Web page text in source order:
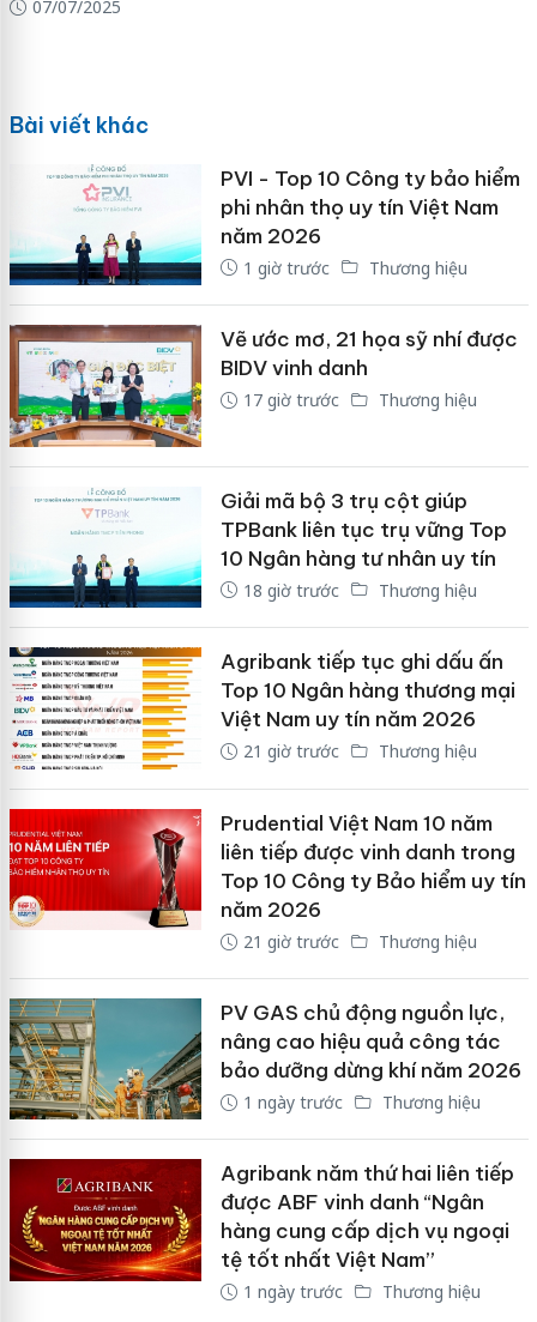
07/07/2025
Bài viết khác
PVI - Top 10 Công ty bảo hiểm
phi nhân thọ uy tín Việt Nam
năm 2026
1 giờ trước Thương hiệu
Vẽ ước mơ, 21 họa sỹ nhí được
BIDV vinh danh
17 giờ trước Thương hiệu
Giải mã bộ 3 trụ cột giúp
TPBank liên tục trụ vững Top
10 Ngân hàng tư nhân uy tín
18 giờ trước Thương hiệu
Agribank tiếp tục ghi dấu ấn
Top 10 Ngân hàng thương mại
Việt Nam uy tín năm 2026
21 giờ trước Thương hiệu
Prudential Việt Nam 10 năm
liên tiếp được vinh danh trong
Top 10 Công ty Bảo hiểm uy tín
năm 2026
21 giờ trước Thương hiệu
PV GAS chủ động nguồn lực,
nâng cao hiệu quả công tác
bảo dưỡng dừng khí năm 2026
1 ngày trước Thương hiệu
Agribank năm thứ hai liên tiếp
được ABF vinh danh “Ngân
hàng cung cấp dịch vụ ngoại
tệ tốt nhất Việt Nam”
1 ngày trước Thương hiệu